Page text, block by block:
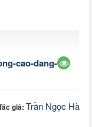
cao-dang-
giả: Trần Ngọc Hà